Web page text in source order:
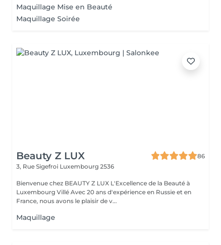
Maquillage Mise en Beauté
Maquillage Soirée
Beauty Z LUX
86
3, Rue Sigefroi Luxembourg 2536
Bienvenue chez BEAUTY Z LUX L'Excellence de la Beauté à
Luxembourg Villé Avec 20 ans d'expérience en Russie et en
France, nous avons le plaisir de v...
Maquillage